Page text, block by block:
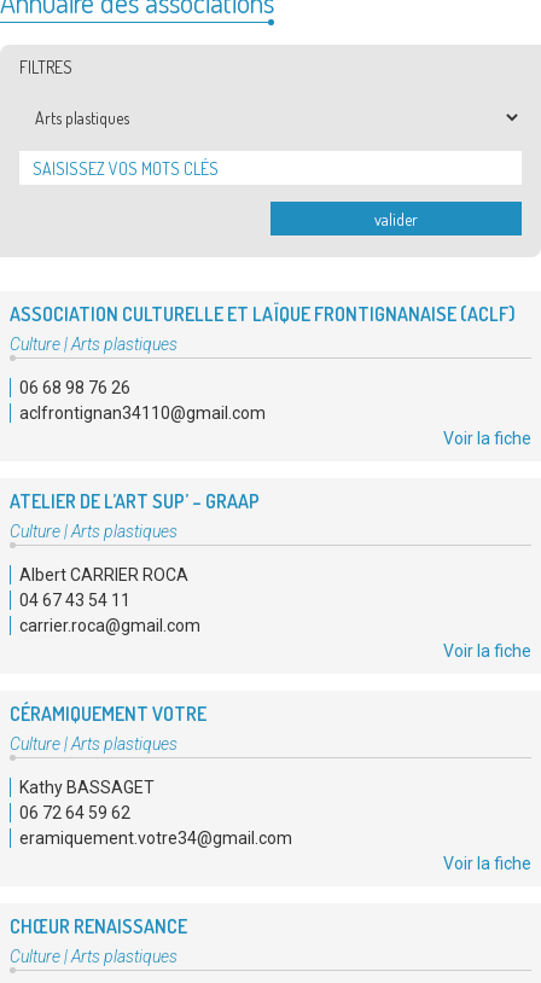
FILTRES
Thématiques
valider
ASSOCIATION CULTURELLE ET LAÏQUE FRONTIGNANAISE (ACLF)
Type
:
Culture|Arts plastiques
06 68 98 76 26
aclfrontignan34110@gmail.com
Voir la fiche
ATELIER DE L’ART SUP’ – GRAAP
Type
:
Culture|Arts plastiques
Albert CARRIER ROCA
04 67 43 54 11
carrier.roca@gmail.com
Voir la fiche
CÉRAMIQUEMENT VOTRE
Type
:
Culture|Arts plastiques
Kathy BASSAGET
06 72 64 59 62
eramiquement.votre34@gmail.com
Voir la fiche
CHŒUR RENAISSANCE
Type
Culture|Arts plastiques